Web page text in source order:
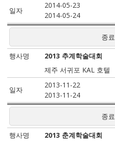
2014-05-23
2014-05-24
종료
2013 추계학술대회
제주 서귀포 KAL 호텔
2013-11-22
2013-11-24
종료
2013 춘계학술대회